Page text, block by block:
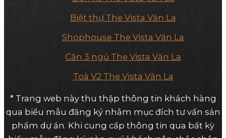
Biệt thự The Vista Văn La
Shophouse The Vista Văn La
Căn 3 ngủ The Vista Văn La
Toà V2 The Vista Văn La
* Trang web này thu thập thông tin khách hàng
qua biểu mẫu đăng ký nhằm mục đích tư vấn sản
phẩm dự án. Khi cung cấp thông tin qua bất kỳ